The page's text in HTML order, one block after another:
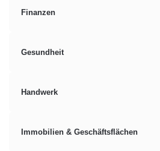
Finanzen
Gesundheit
Handwerk
Immobilien & Geschäftsflächen